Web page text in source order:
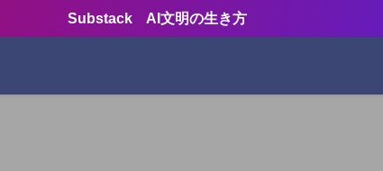
Substack AI文明の生き方